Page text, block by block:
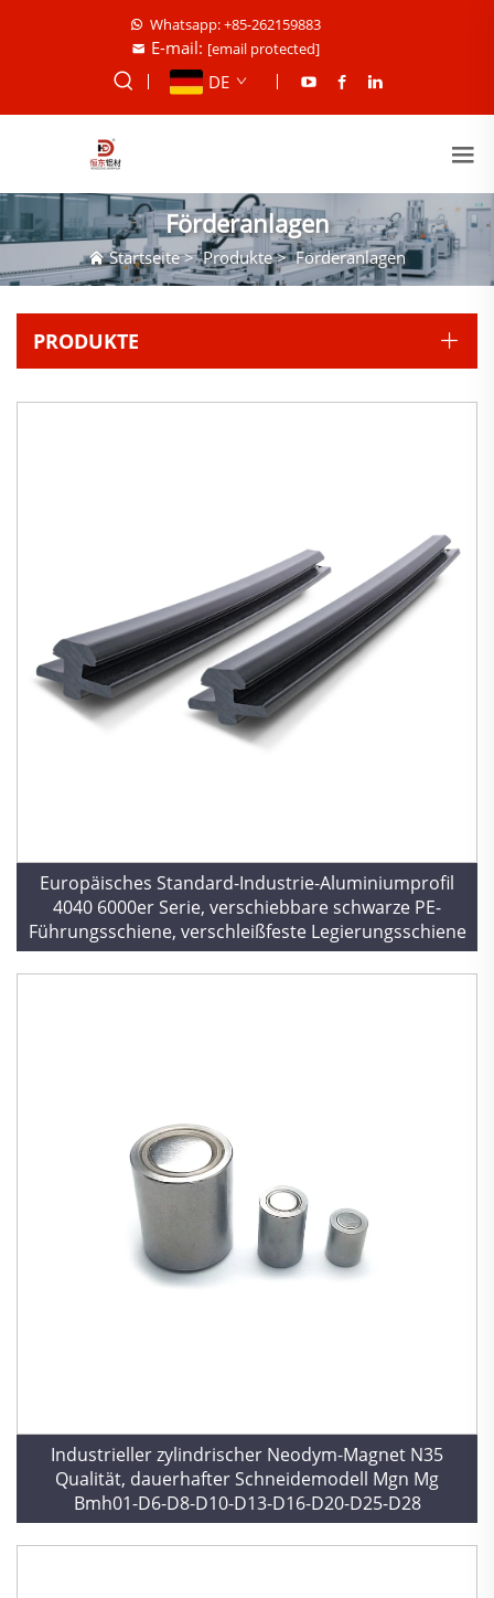
Whatsapp: +85-262159883
E-mail: [email protected]
DE
Förderanlagen
Startseite>Produkte>Förderanlagen
PRODUKTE
Europäisches Standard-Industrie-Aluminiumprofil
4040 6000er Serie, verschiebbare schwarze PE-
Führungsschiene, verschleißfeste Legierungsschiene
Industrieller zylindrischer Neodym-Magnet N35
Qualität, dauerhafter Schneidemodell Mgn Mg
Bmh01-D6-D8-D10-D13-D16-D20-D25-D28